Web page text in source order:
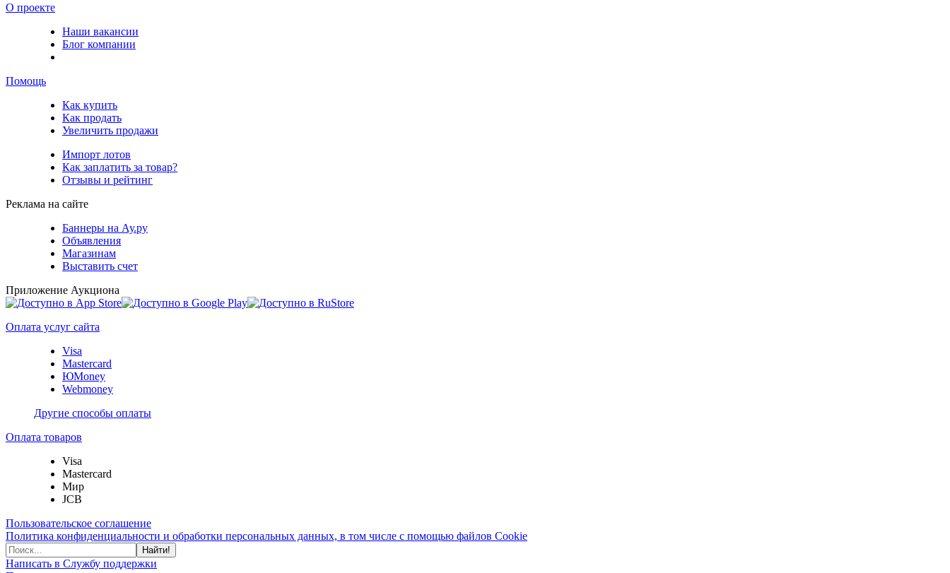
О проекте
Наши вакансии
Блог компании
Помощь
Как купить
Как продать
Увеличить продажи
Импорт лотов
Как заплатить за товар?
Отзывы и рейтинг
Реклама на сайте
Баннеры на Ау.ру
Объявления
Магазинам
Выставить счет
Приложение Аукциона
Оплата услуг сайта
Visa
Mastercard
ЮMoney
Webmoney
Другие способы оплаты
Оплата товаров
Visa
Mastercard
Мир
JCB
Пользовательское соглашение
Политика конфиденциальности и обработки персональных данных, в том числе с помощью файлов Cookie
Найти!
Написать в Службу поддержки